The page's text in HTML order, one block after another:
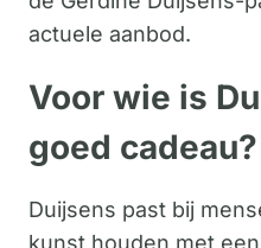
actuele aanbod.
Voor wie is
goed cadeau?
Duijsens past bij
kunst houden met